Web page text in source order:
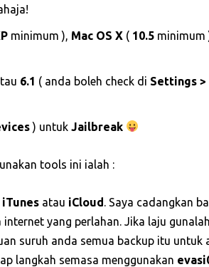
minimum ), Mac OS X ( 10.5 minimum
6.1 ( anda boleh check di Settings >
) untuk Jailbreak
tools ini ialah :
iTunes atau iCloud . Saya cadangkan
yang perlahan. Jika laju gunalah
suruh anda semua backup itu untuk
langkah semasa menggunakan